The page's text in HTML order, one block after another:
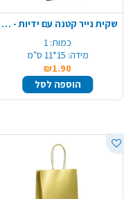
שקית נייר קטנה עם ידיות - שחור
כמות: 1
מידה: 15*11 ס"מ
₪1.90
הוספה לסל